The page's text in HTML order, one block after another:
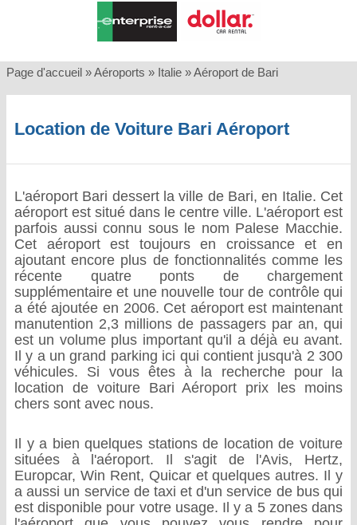
Page d'accueil »Aéroports » Italie »Aéroport de Bari
Location de Voiture Bari Aéroport
L'aéroport Bari dessert la ville de Bari, en Italie. Cet
aéroport est situé dans le centre ville. L'aéroport est
parfois aussi connu sous le nom Palese Macchie.
Cet aéroport est toujours en croissance et en
ajoutant encore plus de fonctionnalités comme les
récente quatre ponts de chargement
supplémentaire et une nouvelle tour de contrôle qui
a été ajoutée en 2006. Cet aéroport est maintenant
manutention 2,3 millions de passagers par an, qui
est un volume plus important qu'il a déjà eu avant.
Il y a un grand parking ici qui contient jusqu'à 2 300
véhicules. Si vous êtes à la recherche pour la
location de voiture Bari Aéroport prix les moins
chers sont avec nous.
Il y a bien quelques stations de location de voiture
situées à l'aéroport. Il s'agit de l'Avis, Hertz,
Europcar, Win Rent, Quicar et quelques autres. Il y
a aussi un service de taxi et d'un service de bus qui
est disponible pour votre usage. Il y a 5 zones dans